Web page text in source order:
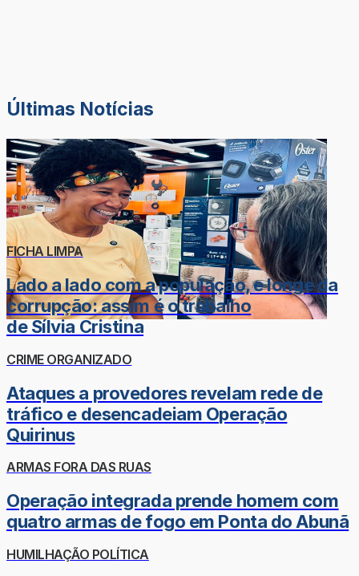
Últimas Notícias
FICHA LIMPA
Lado a lado com a população, e longe da
corrupção: assim é o trabalho
de Sílvia Cristina
CRIME ORGANIZADO
Ataques a provedores revelam rede de
tráfico e desencadeiam Operação
Quirinus
ARMAS FORA DAS RUAS
Operação integrada prende homem com
quatro armas de fogo em Ponta do Abunã
HUMILHAÇÃO POLÍTICA